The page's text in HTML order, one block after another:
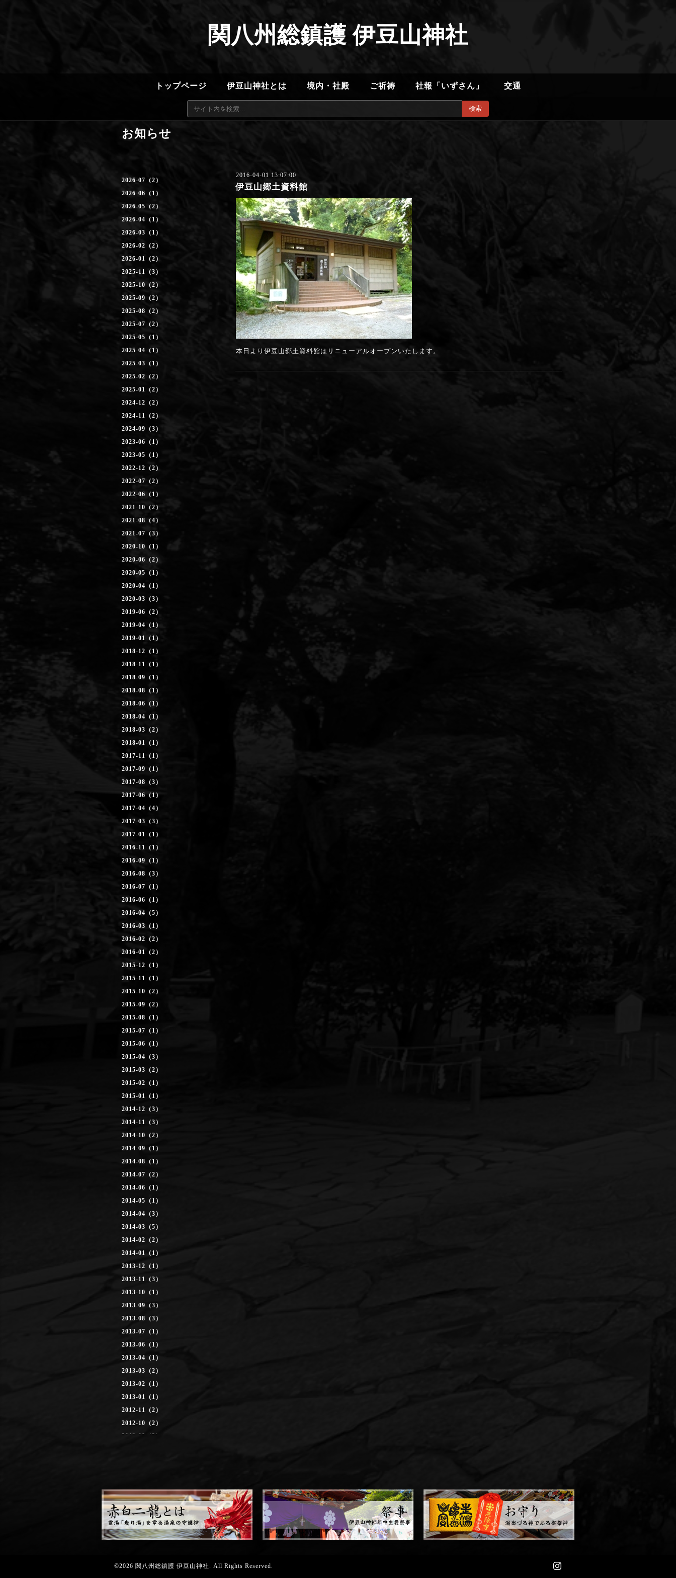
関八州総鎮護 伊豆山神社
トップページ 伊豆山神社とは 境内・社殿 ご祈祷 社報「いずさん」 交通
検索
2026-07（2）
2026-06（1）
2026-05（2）
2026-04（1）
2026-03（1）
2026-02（2）
2026-01（2）
2025-11（3）
2025-10（2）
2025-09（2）
2025-08（2）
2025-07（2）
2025-05（1）
2025-04（1）
2025-03（1）
2025-02（2）
2025-01（2）
2024-12（2）
2024-11（2）
2024-09（3）
2023-06（1）
2023-05（1）
2022-12（2）
2022-07（2）
2022-06（1）
2021-10（2）
2021-08（4）
2021-07（3）
2020-10（1）
2020-06（2）
2020-05（1）
2020-04（1）
2020-03（3）
2019-06（2）
2019-04（1）
2019-01（1）
2018-12（1）
2018-11（1）
2018-09（1）
2018-08（1）
2018-06（1）
2018-04（1）
2018-03（2）
2018-01（1）
2017-11（1）
2017-09（1）
2017-08（3）
2017-06（1）
2017-04（4）
2017-03（3）
2017-01（1）
2016-11（1）
2016-09（1）
2016-08（3）
2016-07（1）
2016-06（1）
2016-04（5）
2016-03（1）
2016-02（2）
2016-01（2）
2015-12（1）
2015-11（1）
2015-10（2）
2015-09（2）
2015-08（1）
2015-07（1）
2015-06（1）
2015-04（3）
2015-03（2）
2015-02（1）
2015-01（1）
2014-12（3）
2014-11（3）
2014-10（2）
2014-09（1）
2014-08（1）
2014-07（2）
2014-06（1）
2014-05（1）
2014-04（3）
2014-03（5）
2014-02（2）
2014-01（1）
2013-12（1）
2013-11（3）
2013-10（1）
2013-09（3）
2013-08（3）
2013-07（1）
2013-06（1）
2013-04（1）
2013-03（2）
2013-02（1）
2013-01（1）
2012-11（2）
2012-10（2）
2012-09（3）
お知らせ
2016-04-01 13:07:00
伊豆山郷土資料館
本日より伊豆山郷土資料館はリニューアルオープンいたします。
©2026 関八州総鎮護 伊豆山神社 . All Rights Reserved.